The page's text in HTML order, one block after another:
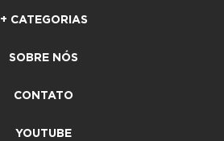
+ CATEGORIAS
SOBRE NÓS
CONTATO
YOUTUBE